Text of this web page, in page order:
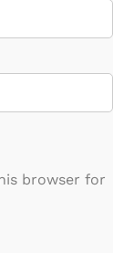
browser for